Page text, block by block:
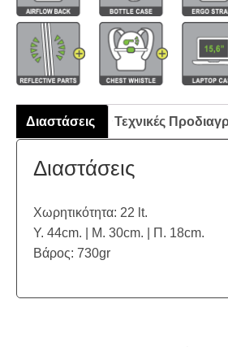
Διαστάσεις Τεχνικές
Διαστάσεις
Χωρητικότητα: 22 lt.
Υ. 44cm. | Μ. 30cm. | Π. 18cm.
Βάρος: 730gr